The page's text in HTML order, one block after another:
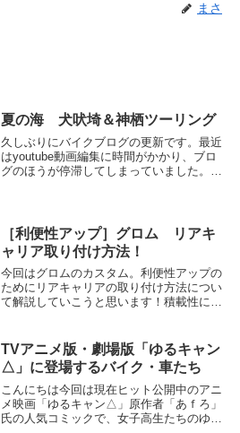
まさ
夏の海 犬吠埼＆神栖ツーリング
久しぶりにバイクブログの更新です。最近
はyoutube動画編集に時間がかかり、ブロ
グのほうが停滞してしまっていました。今
市の風...
［利便性アップ］グロム リアキ
ャリア取り付け方法！
今回はグロムのカスタム。利便性アップの
ためにリアキャリアの取り付け方法につい
て解説していこうと思います！積載性に乏
付けるスペースが確保できるので、利便性
が格段にアッ...
TVアニメ版・劇場版「ゆるキャン
△」に登場するバイク・車たち
こんにちは今回は現在ヒット公開中のアニ
メ映画「ゆるキャン△」原作者「あｆろ」
氏の人気コミックで、女子高生たちのゆる